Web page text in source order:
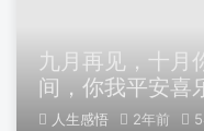
九月再见，十月
间，你我平安喜
人生感悟 2年前